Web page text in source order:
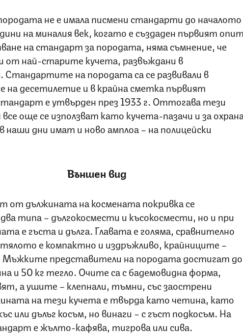
не е имала писмени стандарти до началото
на миналия век, когато е създаден първият опит
на стандарт за породата, няма съмнение, че
от най-старите кучета, развъждани в
Стандартите на породата са се развивали в
на десетилетие и в крайна сметка първият
е утвърден през 1933 г. Оттогава тези
още се използват като кучета-пазачи и за
наши дни имат и ново амплоа – на полицейски
Външен вид
от дължината на космената покривка се
типа – дългокосмести и късокосмести, но и при
е гъста и дълга. Главата е голяма, сравнително
тялото е компактно и издръжливо, крайниците –
Мъжките представители на породата достигат до
и 50 кг тегло. Очите са с бадемовидна форма,
а ушите – клепнали, тъмни, със заострени
на тези кучета е твърда като четина, като
или дълъг косъм, но винаги – с гъст подкосъм. На
е жълто-кафява, тигрова или сива.